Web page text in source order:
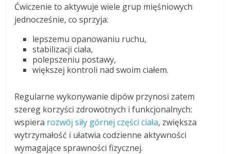
Ćwiczenie to aktywuje wiele grup mięśniowych
jednocześnie, co sprzyja:
lepszemu opanowaniu ruchu,
stabilizacji ciała,
polepszeniu postawy,
większej kontroli nad swoim ciałem.
Regularne wykonywanie dipów przynosi zatem
szereg korzyści zdrowotnych i funkcjonalnych:
wspiera rozwój siły górnej części ciała, zwiększa
wytrzymałość i ułatwia codzienne aktywności
wymagające sprawności fizycznej.